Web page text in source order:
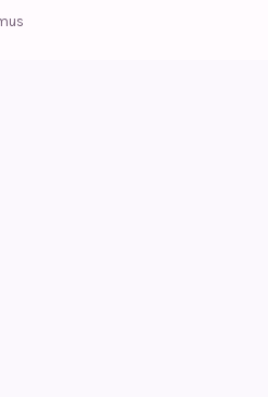
paling sering muncul di